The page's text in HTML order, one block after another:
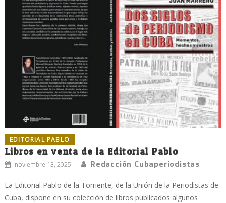
EDITORIAL PABLO
Libros en venta de la Editorial Pablo
noviembre 13, 2025 Redacción Cubaperiodistas
La Editorial Pablo de la Torriente, de la Unión de la Periodistas de
Cuba, dispone en su colección de libros publicados algunos